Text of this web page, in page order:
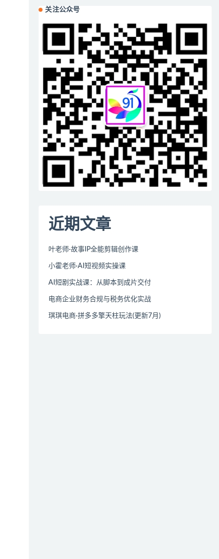
关注公众号
近期文章
叶老师·故事IP全能剪辑创作课
小霍老师·AI短视频实操课
AI短剧实战课：从脚本到成片交付
电商企业财务合规与税务优化实战
琪琪电商·拼多多擎天柱玩法(更新7月)